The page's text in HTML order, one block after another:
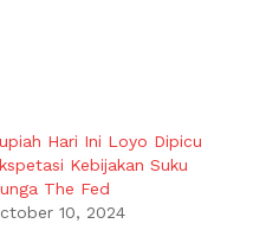
Hari Ini Loyo Dipicu
Kebijakan Suku
The Fed
10, 2024